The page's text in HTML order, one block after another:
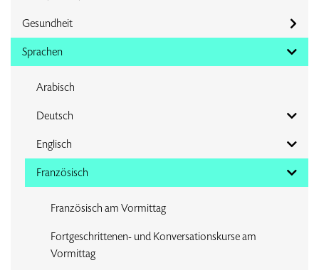
Gesundheit
Sprachen
Arabisch
Deutsch
Englisch
Französisch
Französisch am Vormittag
Fortgeschrittenen- und Konversationskurse am
Vormittag